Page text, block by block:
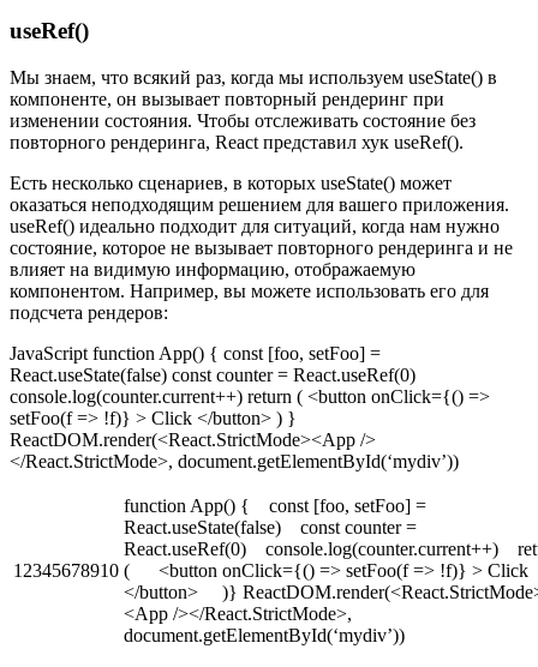
useRef()
Мы знаем, что всякий раз, когда мы используем useState() в
компоненте, он вызывает повторный рендеринг при
изменении состояния. Чтобы отслеживать состояние без
повторного рендеринга, React представил хук useRef().
Есть несколько сценариев, в которых useState() может
оказаться неподходящим решением для вашего приложения.
useRef() идеально подходит для ситуаций, когда нам нужно
состояние, которое не вызывает повторного рендеринга и не
влияет на видимую информацию, отображаемую
компонентом. Например, вы можете использовать его для
подсчета рендеров:
JavaScript function App() { const [foo, setFoo] =
React.useState(false) const counter = React.useRef(0)
console.log(counter.current++) return ( <button onClick={() =>
setFoo(f => !f)} > Click </button> ) }
ReactDOM.render(<React.StrictMode><App />
</React.StrictMode>, document.getElementById(‘mydiv’))
12345678910
function App() { const [foo, setFoo] =
React.useState(false) const counter =
React.useRef(0) console.log(counter.current++)
( <button onClick={() => setFoo(f => !f)} > Click
</button> )}
<App /></React.StrictMode>,
document.getElementById(‘mydiv’))